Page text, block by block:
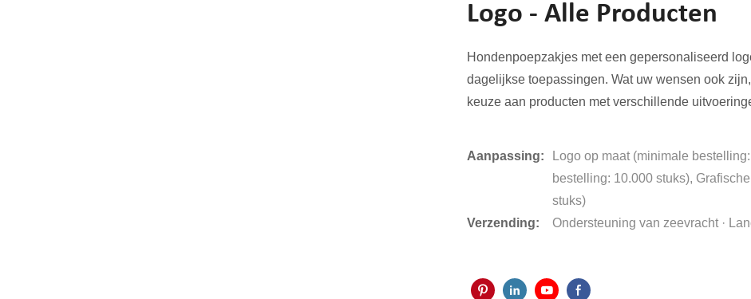
Logo - Alle Producten
Hondenpoepzakjes met een gepersonaliseerd
dagelijkse toepassingen. Wat uw wensen ook
keuze aan producten met verschillende
Aanpassing:
Logo op maat (minimale
bestelling: 10.000 stuks),
stuks)
Verzending:
Ondersteuning van zeevracht ·